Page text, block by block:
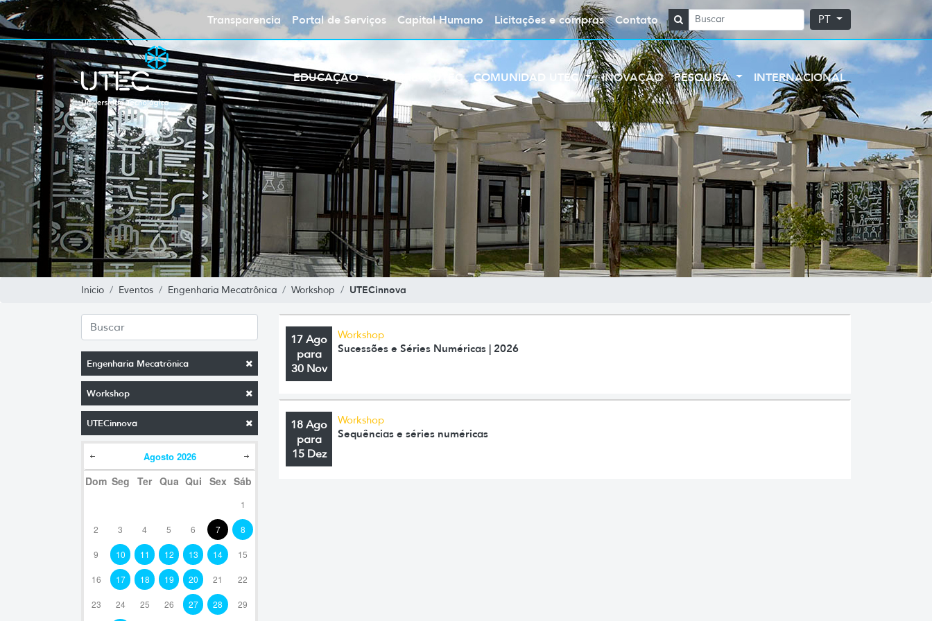
Transparencia Portal de Serviços Capital Humano Licitações e compras Contato PT
EDUCAÇÃO SOBRE A UTEC COMUNIDAD UTEC INOVAÇÃO PESQUISA INTERNACIONAL
Inicio Eventos Engenharia Mecatrônica Workshop UTECinnova
Engenharia Mecatrônica
Workshop
UTECinnova
Agosto 2026
Dom Seg Ter Qua Qui Sex Sáb
1
2 3 4 5 6 7 8
9 10 11 12 13 14 15
16 17 18 19 20 21 22
23 24 25 26 27 28 29
17 Ago
para
30 Nov
Workshop
Sucessões e Séries Numéricas | 2026
18 Ago
para
15 Dez
Workshop
Sequências e séries numéricas